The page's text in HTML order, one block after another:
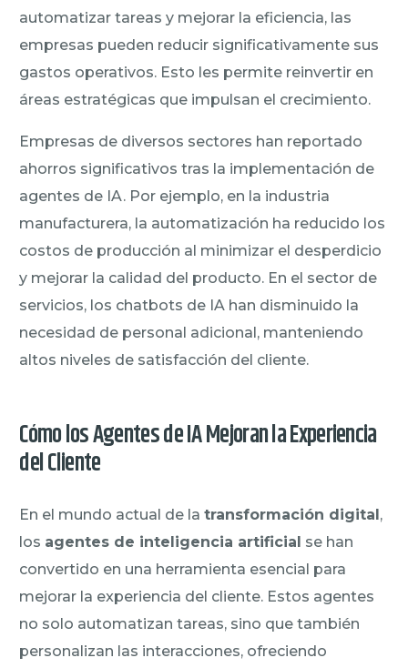
automatizar tareas y mejorar la eficiencia, las
empresas pueden reducir significativamente sus
gastos operativos. Esto les permite reinvertir en
áreas estratégicas que impulsan el crecimiento.
Empresas de diversos sectores han reportado
ahorros significativos tras la implementación de
agentes de IA. Por ejemplo, en la industria
manufacturera, la automatización ha reducido los
costos de producción al minimizar el desperdicio
y mejorar la calidad del producto. En el sector de
servicios, los chatbots de IA han disminuido la
necesidad de personal adicional, manteniendo
altos niveles de satisfacción del cliente.
Cómo los Agentes de IA Mejoran la Experiencia
del Cliente
En el mundo actual de latransformación digital,
los agentes de inteligencia artificial se han
convertido en una herramienta esencial para
mejorar la experiencia del cliente. Estos agentes
no solo automatizan tareas, sino que también
personalizan las interacciones, ofreciendo